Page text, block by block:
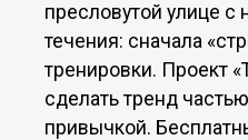
пресловутой улице
течения: сначала
тренировки. Проект
сделать тренд
привычкой.